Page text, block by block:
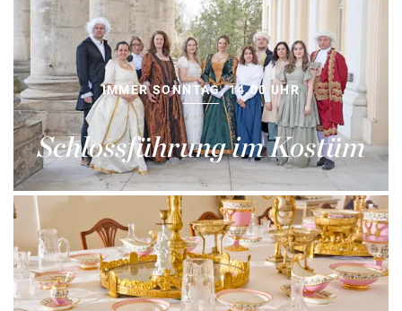
IMMER SONNTAG, 14.00 UHR
Schlossführung im Kostüm